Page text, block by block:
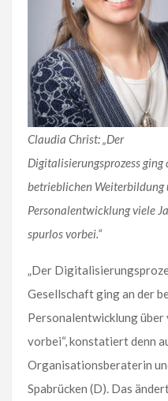
Claudia Christ: „Der
Digitalisierungsprozess ging
betrieblichen Weiterbildung
Personalentwicklung viele
spurlos vorbei.“
„Der
Gesellschaft ging an der
Personalentwicklung
vorbei“, konstatiert denn
Organisationsberaterin
Spabrücken (D). Das